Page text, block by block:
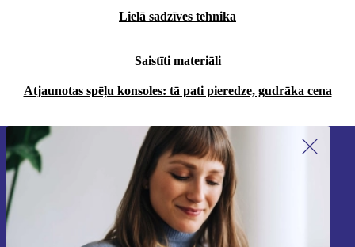
Lielā sadzīves tehnika
Saistīti materiāli
Atjaunotas spēļu konsoles: tā pati pieredze, gudrāka cena
Piesakieties mūsu jaunumu
saņemšanai!
Nekad vairs nepalaidiet garām nevienu
piedāvājumu.